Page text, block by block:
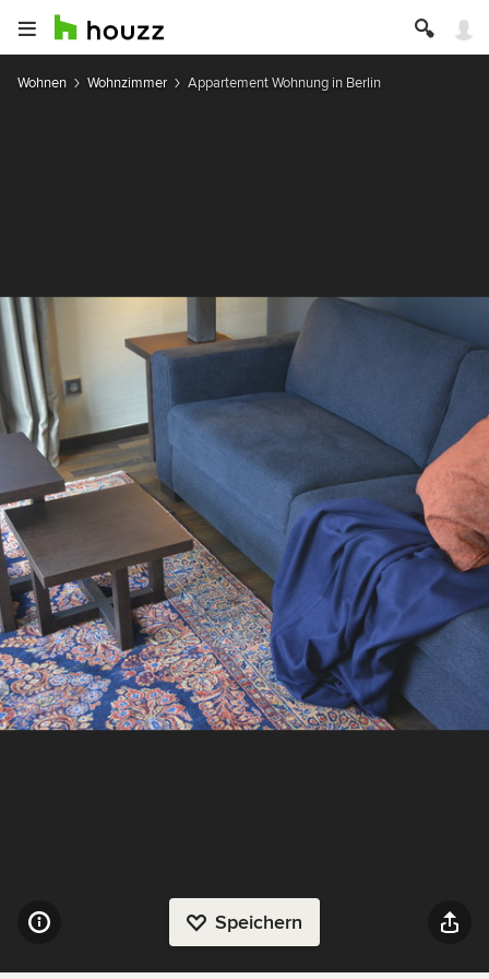
Wohnen Wohnzimmer Appartement Wohnung in Berlin
Speichern